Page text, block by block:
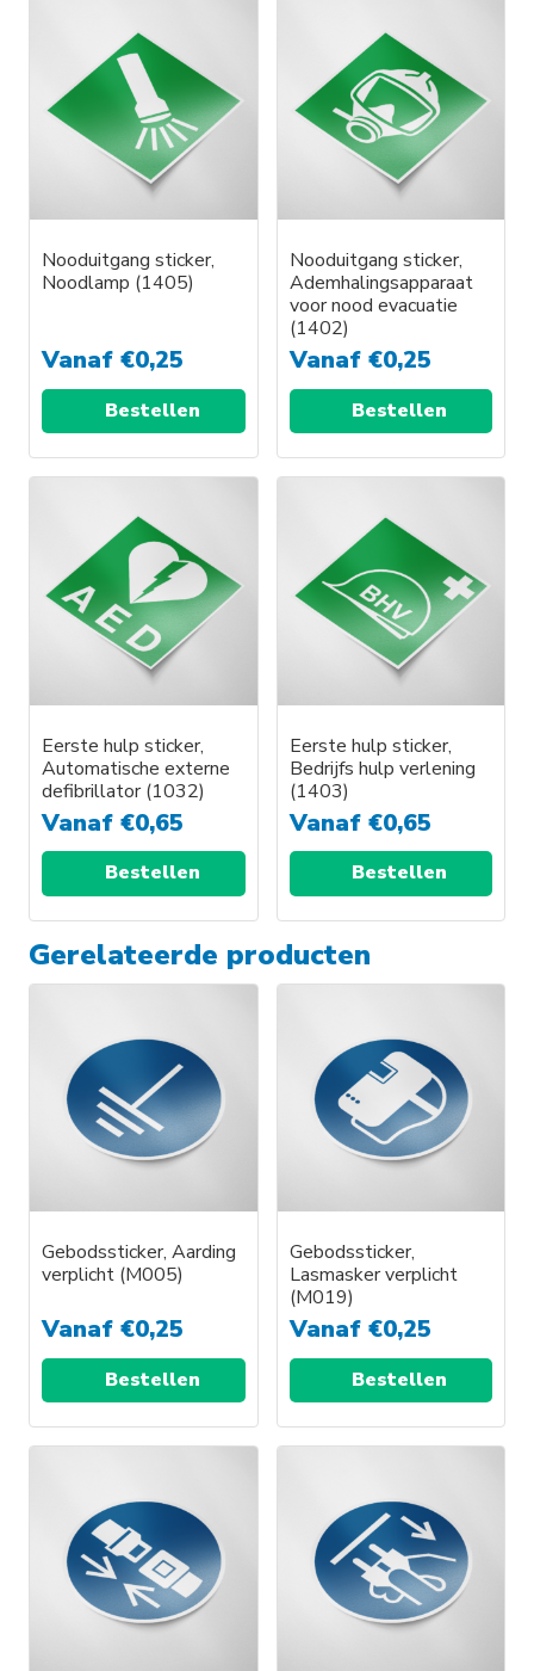
Nooduitgang sticker,
Noodlamp (1405)
Vanaf €0,25
Bestellen
Nooduitgang sticker,
Ademhalingsapparaat
voor nood evacuatie
(1402)
Vanaf €0,25
Bestellen
Eerste hulp sticker,
Automatische externe
defibrillator (1032)
Vanaf €0,65
Bestellen
Eerste hulp sticker,
Bedrijfs hulp verlening
(1403)
Vanaf €0,65
Bestellen
Gerelateerde producten
Gebodssticker, Aarding
verplicht (M005)
Vanaf €0,25
Bestellen
Gebodssticker,
Lasmasker verplicht
(M019)
Vanaf €0,25
Bestellen